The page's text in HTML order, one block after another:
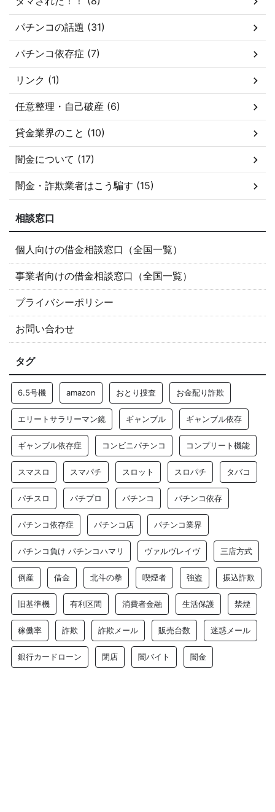
パチンコの話題 (31)
パチンコ依存症 (7)
リンク (1)
任意整理・自己破産 (6)
貸金業界のこと (10)
闇金について (17)
闇金・詐欺業者はこう騙す (15)
相談窓口
個人向けの借金相談窓口（全国一覧）
事業者向けの借金相談窓口（全国一覧）
プライバシーポリシー
お問い合わせ
タグ
6.5号機 amazon おとり捜査 お金配り詐欺
エリートサラリーマン鏡 ギャンブル ギャンブル依存
ギャンブル依存症 コンビニパチンコ コンプリート機能
スマスロ スマパチ スロット スロパチ タバコ
パチスロ パチプロ パチンコ パチンコ依存
パチンコ依存症 パチンコ店 パチンコ業界
パチンコ負け パチンコハマリ ヴァルヴレイヴ 三店方式
倒産 借金 北斗の拳 喫煙者 強盗 振込詐欺
旧基準機 有利区間 消費者金融 生活保護 禁煙
稼働率 詐欺 詐欺メール 販売台数 迷惑メール
銀行カードローン 閉店 闇バイト 闇金